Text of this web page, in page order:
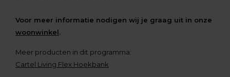
Voor meer informatie nodigen wij je graag uit in onze
woonwinkel.
Meer producten in dit programma:
Cartel Living Flex Hoekbank